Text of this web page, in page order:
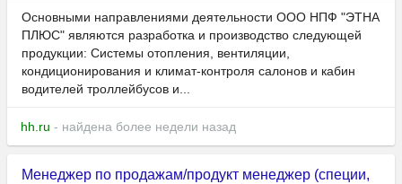
Основными направлениями деятельности ООО НПФ "ЭТНА
ПЛЮС" являются разработка и производство следующей
продукции: Системы отопления, вентиляции,
кондиционирования и климат-контроля салонов и кабин
водителей троллейбусов и...
hh.ru - найдена более недели назад
Менеджер по продажам/продукт менеджер (специи,